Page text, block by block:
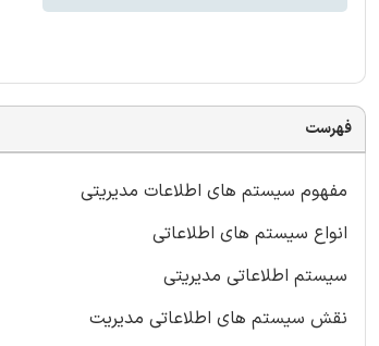
فهرست
مفهوم سیستم های اطلاعات مدیریتی
انواع سیستم های اطلاعاتی
سیستم اطلاعاتی مدیریتی
نقش سیستم های اطلاعاتی مدیریت